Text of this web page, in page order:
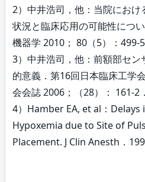
2）中井浩司，他：当院におけ
状況と臨床応用の可能性につ
機器学 2010； 80（5）：499-
3）中井浩司，他：前額部セン
的意義．第16回日本臨床工学
会会誌 2006；（28）： 161-2．
4）Hamber EA, et al：
Hypoxemia due to Site of
Placement. J Clin Anesth．